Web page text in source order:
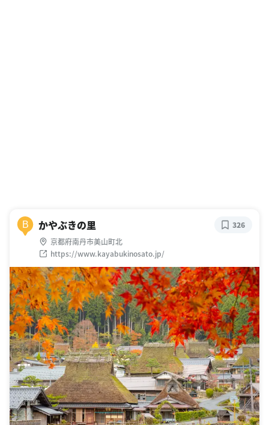
B かやぶきの里
京都府南丹市美山町北
https://www.kayabukinosato.jp/
326